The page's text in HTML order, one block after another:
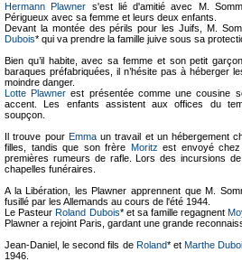
Hermann Plawner s'est lié d'amitié avec M.
Périgueux avec sa femme et leurs deux enfants.
Devant la montée des périls pour les Juifs, M.
Dubois* qui va prendre la famille juive sous sa
Bien qu’il habite, avec sa femme et son petit
baraques préfabriquées, il n’hésite pas à héberger
moindre danger.
Lotte Plawner est présentée comme une cousine
accent. Les enfants assistent aux offices du
soupçon.
Il trouve pour Emmaun travail et un hébergement
filles, tandis que son frère Moritz est envoyé
premières rumeurs de rafle. Lors des incursions
chapelles funéraires.
A la Libération, les Plawner apprennent que M.
fusillé par les Allemands au cours de l'été 1944.
Le PasteurRoland Dubois* et sa famille regagnent
Plawner a rejoint Paris, gardant une grande
Jean-Daniel, le second fils de Roland* etMarthe
1946.